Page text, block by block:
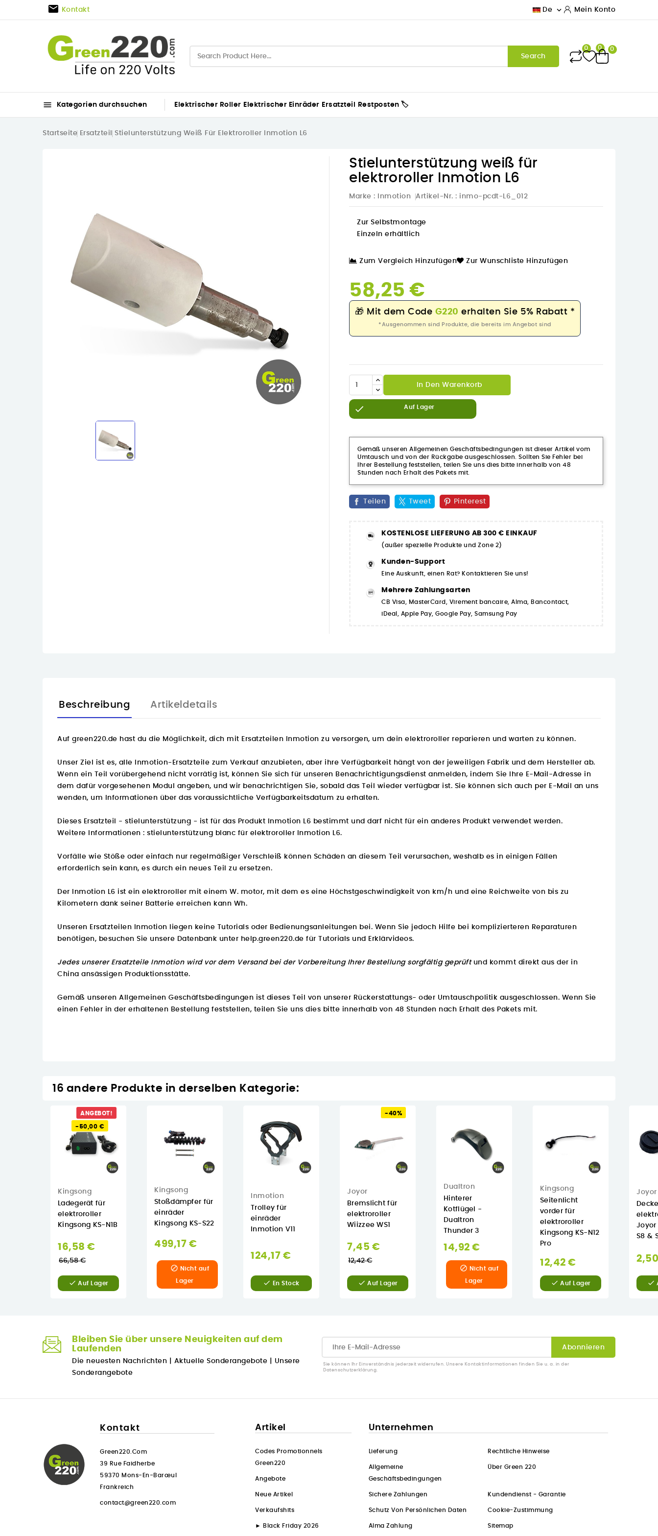
 Kontakt De  Mein Konto
Search
0 0 0
 Kategorien durchsuchen Elektrischer Roller Elektrischer Einräder Ersatzteil Restposten 🏷️
Startseite Ersatzteil Stielunterstützung Weiß Für Elektroroller Inmotion L6

Stielunterstützung weiß für
elektroroller Inmotion L6
Marke : Inmotion Artikel-Nr. : inmo-pcdt-L6_012
Zur Selbstmontage
Einzeln erhältlich
Zum Vergleich Hinzufügen Zur Wunschliste Hinzufügen
58,25 €
🎁 Mit dem Code G220 erhalten Sie 5% Rabatt *
*Ausgenommen sind Produkte, die bereits im Angebot sind
In Den Warenkorb
 Auf Lager
Gemäß unseren Allgemeinen Geschäftsbedingungen ist dieser Artikel vom
Umtausch und von der Rückgabe ausgeschlossen. Sollten Sie Fehler bei
Ihrer Bestellung feststellen, teilen Sie uns dies bitte innerhalb von 48
Stunden nach Erhalt des Pakets mit.
Teilen Tweet Pinterest
KOSTENLOSE LIEFERUNG AB 300 € EINKAUF
(außer spezielle Produkte und Zone 2)
Kunden-Support
Eine Auskunft, einen Rat? Kontaktieren Sie uns!
Mehrere Zahlungsarten
CB Visa, MasterCard, Virement bancaire, Alma, Bancontact,
iDeal, Apple Pay, Google Pay, Samsung Pay
Beschreibung Artikeldetails
Auf green220.de hast du die Möglichkeit, dich mit Ersatzteilen Inmotion zu versorgen, um dein elektroroller reparieren und warten zu können.
Unser Ziel ist es, alle Inmotion-Ersatzteile zum Verkauf anzubieten, aber ihre Verfügbarkeit hängt von der jeweiligen Fabrik und dem Hersteller ab.
Wenn ein Teil vorübergehend nicht vorrätig ist, können Sie sich für unseren Benachrichtigungsdienst anmelden, indem Sie Ihre E-Mail-Adresse in
dem dafür vorgesehenen Modul angeben, und wir benachrichtigen Sie, sobald das Teil wieder verfügbar ist. Sie können sich auch per E-Mail an uns
wenden, um Informationen über das voraussichtliche Verfügbarkeitsdatum zu erhalten.
Dieses Ersatzteil - stielunterstützung - ist für das Produkt Inmotion L6 bestimmt und darf nicht für ein anderes Produkt verwendet werden.
Weitere Informationen : stielunterstützung blanc für elektroroller Inmotion L6.
Vorfälle wie Stöße oder einfach nur regelmäßiger Verschleiß können Schäden an diesem Teil verursachen, weshalb es in einigen Fällen
erforderlich sein kann, es durch ein neues Teil zu ersetzen.
Der Inmotion L6 ist ein elektroroller mit einem W. motor, mit dem es eine Höchstgeschwindigkeit von km/h und eine Reichweite von bis zu
Kilometern dank seiner Batterie erreichen kann Wh.
Unseren Ersatzteilen Inmotion liegen keine Tutorials oder Bedienungsanleitungen bei. Wenn Sie jedoch Hilfe bei komplizierteren Reparaturen
benötigen, besuchen Sie unsere Datenbank unter help.green220.de für Tutorials und Erklärvideos.
Jedes unserer Ersatzteile Inmotion wird vor dem Versand bei der Vorbereitung Ihrer Bestellung sorgfältig geprüftund kommt direkt aus der in
China ansässigen Produktionsstätte.
Gemäß unseren Allgemeinen Geschäftsbedingungen ist dieses Teil von unserer Rückerstattungs- oder Umtauschpolitik ausgeschlossen. Wenn Sie
einen Fehler in der erhaltenen Bestellung feststellen, teilen Sie uns dies bitte innerhalb von 48 Stunden nach Erhalt des Pakets mit.
16 andere Produkte in derselben Kategorie:
ANGEBOT!
-50,00 €
Kingsong
Ladegerät für
elektroroller
Kingsong KS-N1B
16,58 €Normaler
66,58 €
 Auf Lager
Kingsong
Stoßdämpfer für
einräder
Kingsong KS-S22
499,17 €
 Nicht auf
Lager
Inmotion
Trolley für
einräder
Inmotion V11
124,17 €
 En Stock
-40%
Joyor
Bremslicht für
elektroroller
Wiizzee WS1
7,45 €Normaler
12,42 €
 Auf Lager
Dualtron
Hinterer
Kotflügel -
Dualtron
Thunder 3
14,92 €
 Nicht auf
Lager
Kingsong
Seitenlicht
vorder für
elektroroller
Kingsong KS-N12
Pro
12,42 €
 Auf Lager
Joyor
Joyor
S8 &

Bleiben Sie über unsere Neuigkeiten auf dem
Laufenden
Die neuesten Nachrichten Aktuelle Sonderangebote
Unsere
Sonderangebote
Sie können Ihr Einverständnis jederzeit widerrufen. Unsere Kontaktinformationen finden Sie u. a. in der
Datenschutzerklärung.
Kontakt
Green220.com
39 Rue Faidherbe
59370 Mons-En-Barœul
Frankreich
contact@green220.com
Artikel
Codes Promotionnels
Green220
Angebote
Neue Artikel
Verkaufshits
► Black Friday 2026
Unternehmen
Lieferung Rechtliche Hinweise
Allgemeine
Geschäftsbedingungen
Über Green 220
Sichere Zahlungen Kundendienst - Garantie
Schutz Von Persönlichen Daten Cookie-Zustimmung
Alma Zahlung Sitemap